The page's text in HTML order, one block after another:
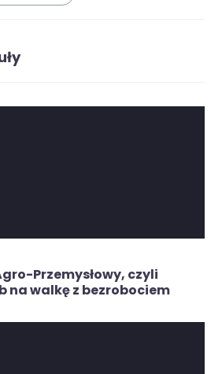
Przemysłowy, czyli
na walkę z bezrobociem